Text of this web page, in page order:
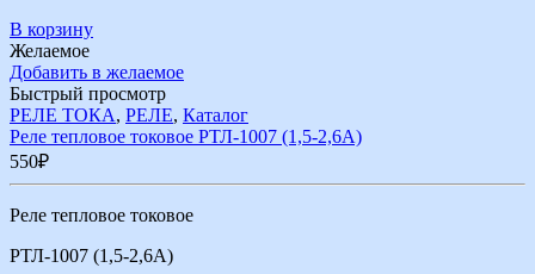
В корзину
Желаемое
Добавить в желаемое
Быстрый просмотр
РЕЛЕ ТОКА, РЕЛЕ, Каталог
Реле тепловое токовое РТЛ-1007 (1,5-2,6А)
550₽
Реле тепловое токовое
РТЛ-1007 (1,5-2,6А)